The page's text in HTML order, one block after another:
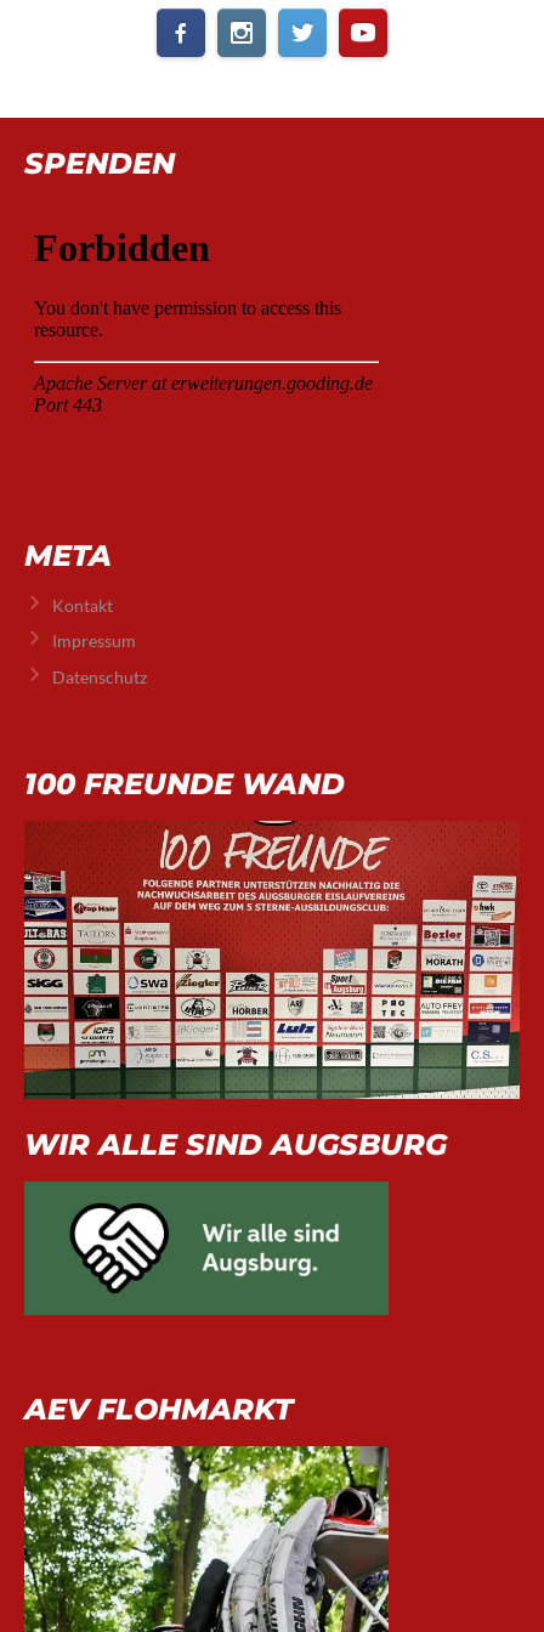
SPENDEN
META
Kontakt
Impressum
Datenschutz
100 FREUNDE WAND
WIR ALLE SIND AUGSBURG
AEV FLOHMARKT